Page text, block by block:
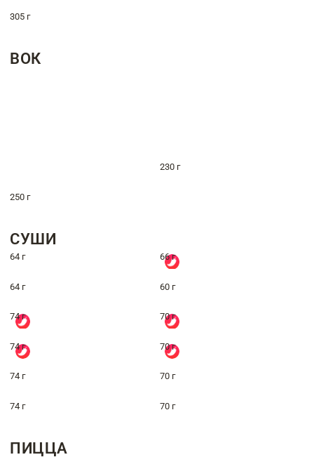
305 г
ВОК
230 г
250 г
СУШИ
64 г 66 г
64 г 60 г
74 г 70 г
74 г 70 г
74 г 70 г
74 г 70 г
ПИЦЦА